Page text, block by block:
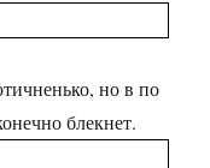
но в по
блекнет.